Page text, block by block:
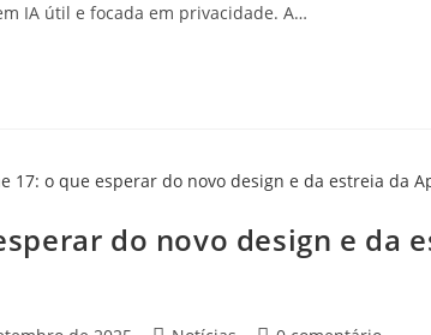
IA útil e focada em privacidade. A…
do novo design e da